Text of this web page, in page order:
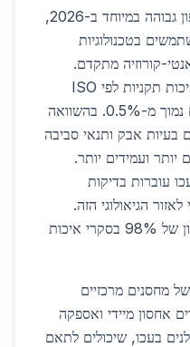
איכות קורות הפלדה באזור הצפון גבוהה במיוחד ב-2026,
בטכנולוגיות
קורוזיה מתקדם.
ספקים בעכו מבצעים בדיקות איכות תקניות לפי ISO
9001 ומעלה, עם שיעור פגמים נמוך מ-0.5%. בהשוואה
אבק ותנאי סביבה
יותר ועמידים יותר.
עוברות בדיקות
הגיאולוגי הזה.
לקוחות מדווחים על שביעות רצון של 98% בסקרי איכות
מחסנים מרכזיים
אחסון מיידי ואספקה
בעכו, שיכולים לתאם